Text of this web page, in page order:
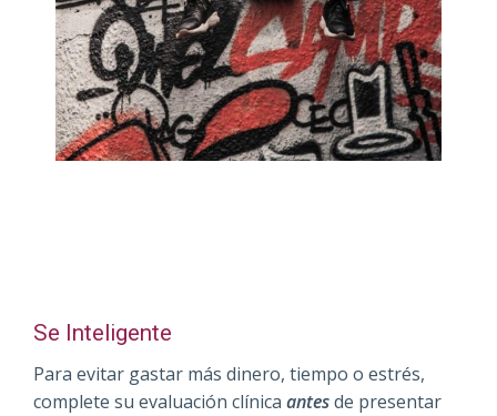
Se Inteligente
Para evitar gastar más dinero, tiempo o estrés,
complete su evaluación clínica antesde presentar